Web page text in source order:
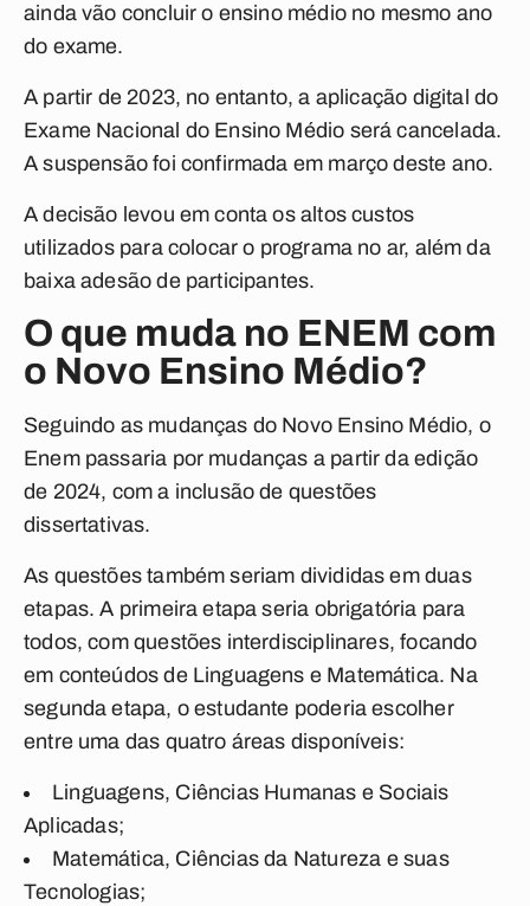
ainda vão concluir o ensino médio no mesmo ano
do exame.
A partir de 2023, no entanto, a aplicação digital do
Exame Nacional do Ensino Médio será cancelada.
A suspensão foi confirmada em março deste ano.
A decisão levou em conta os altos custos
utilizados para colocar o programa no ar, além da
baixa adesão de participantes.
O que muda no ENEM com
o Novo Ensino Médio?
Seguindo as mudanças do Novo Ensino Médio, o
Enem passaria por mudanças a partir da edição
de 2024, com a inclusão de questões
dissertativas.
As questões também seriam divididas em duas
etapas. A primeira etapa seria obrigatória para
todos, com questões interdisciplinares, focando
em conteúdos de Linguagens e Matemática. Na
segunda etapa, o estudante poderia escolher
entre uma das quatro áreas disponíveis:
Linguagens, Ciências Humanas e Sociais
Aplicadas;
Matemática, Ciências da Natureza e suas
Tecnologias;